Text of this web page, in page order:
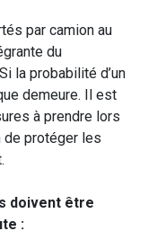
par camion au
du
la probabilité d’un
demeure. Il est
à prendre lors
de protéger les
doivent être
: